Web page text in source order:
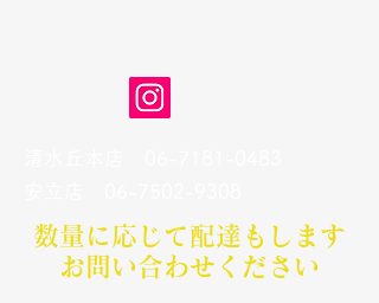
数量に応じて配達もします​
お問い合わせください